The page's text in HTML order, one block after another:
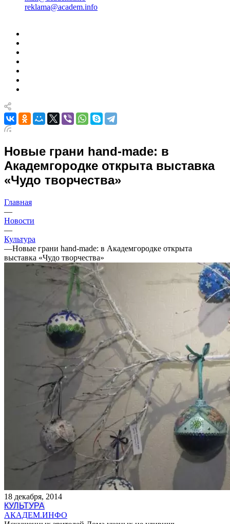
reklama@academ.info
Новые грани hand-made: в
Академгородке открыта выставка
«Чудо творчества»
Главная
—
Новости
—
Культура
—Новые грани hand-made: в Академгородке открыта
выставка «Чудо творчества»
18 декабря, 2014
КУЛЬТУРА
АКАДЕМ.ИНФО